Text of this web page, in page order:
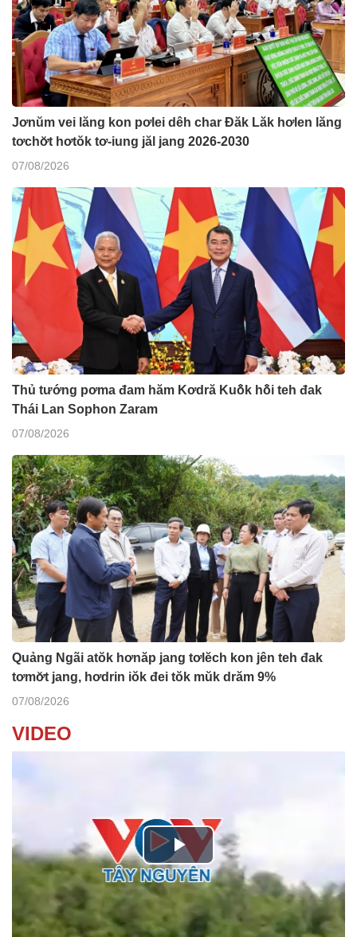
Jơnŭm vei lăng kon pơlei dêh char Đăk Lăk hơlen lăng
tơchơ̆t hơtŏk tơ-iung jăl jang 2026-2030
07/08/2026
Thủ tướng pơma đam hăm Kơdră Kuô̆k hô̆i teh đak
Thái Lan Sophon Zaram
07/08/2026
Quảng Ngãi atŏk hơnăp jang tơlĕch kon jên teh đak
tơmơ̆t jang, hơdrin iŏk đei tŏk mŭk drăm 9%
07/08/2026
VIDEO
P
Nhớ bạn